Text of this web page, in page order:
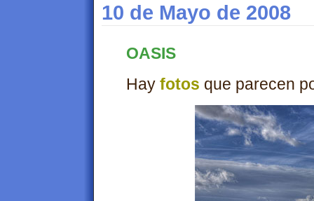
10 de Mayo de 2008
OASIS
Hay fotos que parecen